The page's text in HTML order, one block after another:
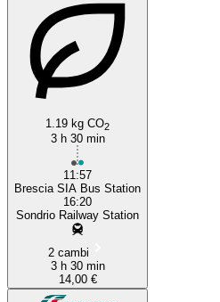
1.19 kg CO2
3 h 30 min
11:57
Brescia SIA Bus Station
16:20
Sondrio Railway Station
2 cambi
3 h 30 min
14,00 €